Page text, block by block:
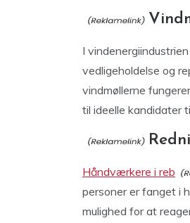
I
vedligeholdelse og
vindmøllerne
til ideelle kandidater
Håndværkere i reb
personer er fanget i
mulighed for at